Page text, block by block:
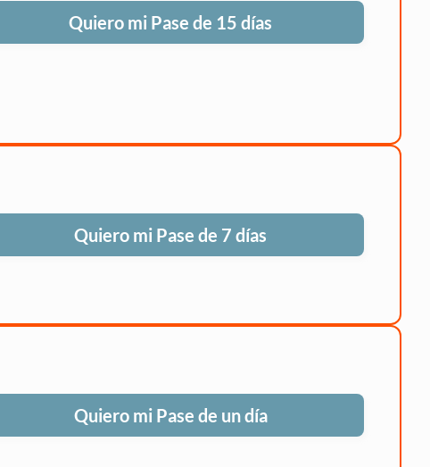
Quiero mi Pase de 15 días
Quiero mi Pase de 7 días
Quiero mi Pase de un día